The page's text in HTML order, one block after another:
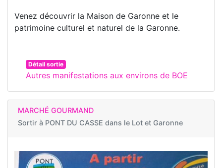
Venez découvrir la Maison de Garonne et le
patrimoine culturel et naturel de la Garonne.
Détail sortie
Autres manifestations aux environs de BOE
MARCHÉ GOURMAND
Sortir à PONT DU CASSE dans le Lot et Garonne